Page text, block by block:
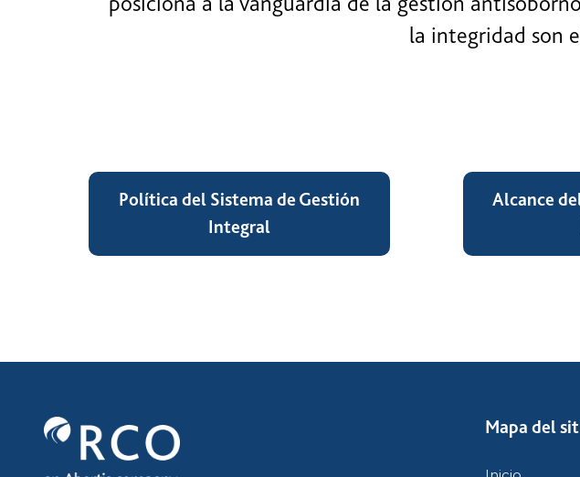
la integridad son el
Política del Sistema de Gestión
Integral
Alcance
Mapa del